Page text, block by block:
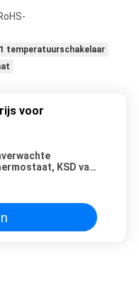
temperatuurschakelaar
voor
KSD van